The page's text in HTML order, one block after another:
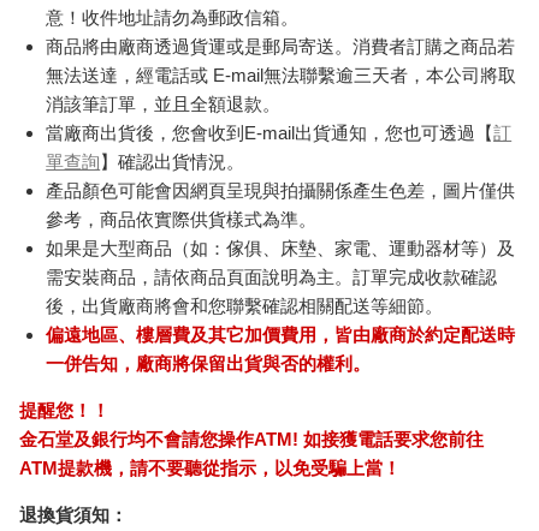
意！收件地址請勿為郵政信箱。
商品將由廠商透過貨運或是郵局寄送。消費者訂購之商品若
無法送達，經電話或 E-mail無法聯繫逾三天者，本公司將取
消該筆訂單，並且全額退款。
當廠商出貨後，您會收到E-mail出貨通知，您也可透過【訂
單查詢】確認出貨情況。
產品顏色可能會因網頁呈現與拍攝關係產生色差，圖片僅供
參考，商品依實際供貨樣式為準。
如果是大型商品（如：傢俱、床墊、家電、運動器材等）及
需安裝商品，請依商品頁面說明為主。訂單完成收款確認
後，出貨廠商將會和您聯繫確認相關配送等細節。
偏遠地區、樓層費及其它加價費用，皆由廠商於約定配送時
一併告知，廠商將保留出貨與否的權利。
提醒您！！
金石堂及銀行均不會請您操作ATM! 如接獲電話要求您前往
ATM提款機，請不要聽從指示，以免受騙上當！
退換貨須知：